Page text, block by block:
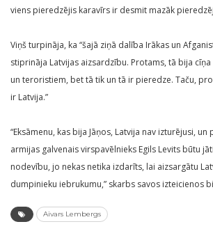
viens pieredzējis karavīrs ir desmit mazāk
Viņš turpināja, ka “šajā ziņā dalība Irākas un
stiprināja Latvijas aizsardzību. Protams, tā bija
un teroristiem, bet tā tik un tā ir pieredze. Taču,
ir Latvija.”
“Eksāmenu, kas bija Jāņos, Latvija nav izturējusi,
armijas galvenais virspavēlnieks Egils Levits būtu
nodevību, jo nekas netika izdarīts, lai aizsargātu
dumpinieku iebrukumu,” skarbs savos izteicienos
Aivars Lembergs